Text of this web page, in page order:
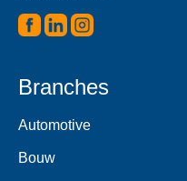
Branches
Automotive
Bouw